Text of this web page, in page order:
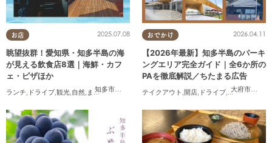
お店
知多市常滑市 美浜町,南知多町
2025.07.08
眺望抜群！愛知県・知多半島の海
が見える飲食店8選｜海鮮・カフ
ェ・ピザほか
ランチ, ドライブ,観光,自然, まちネタ 季節ネタ ,まとめ記事
おでかけ
大府市阿久
2026.04.11
【2026年最新】知多半島のパーキ
ングエリア完全ガイド｜全6か所の
PAを徹底解説／ちたまる広告
テイクアウト ,開店, ドライブ,観光, ちたまる